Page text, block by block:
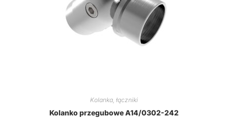
Kolanka, łączniki
Kolanko przegubowe A14/0302-242